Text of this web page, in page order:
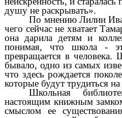
душу не раскрывать».
По мнению Лилии
чего сейчас не хватает
она дарила детям и
понимая, что школа -
превращается в
бывало, одно из самых
что здесь рождается
которые будут трудиться
Школьная
настоящим книжным
смыслом ее